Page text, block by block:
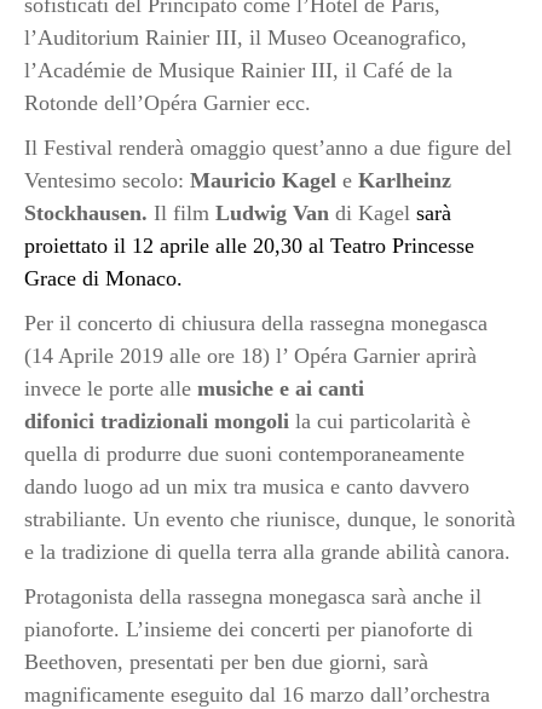
sofisticati del Principato come l’Hôtel de Paris,
l’Auditorium Rainier III, il Museo Oceanografico,
l’Académie de Musique Rainier III, il Café de la
Rotonde dell’Opéra Garnier ecc.
Il Festival renderà omaggio quest’anno a due figure del
Ventesimo secolo: Mauricio Kagel e Karlheinz
Stockhausen. Il film Ludwig Van di Kagel sarà
proiettato il 12 aprile alle 20,30 al Teatro Princesse
Grace di Monaco.
Per il concerto di chiusura della rassegna monegasca
(14 Aprile 2019 alle ore 18) l’ Opéra Garnier aprirà
invece le porte alle musiche e ai canti
difonici tradizionali mongoli la cui particolarità è
quella di produrre due suoni contemporaneamente
dando luogo ad un mix tra musica e canto davvero
strabiliante. Un evento che riunisce, dunque, le sonorità
e la tradizione di quella terra alla grande abilità canora.
Protagonista della rassegna monegasca sarà anche il
pianoforte. L’insieme dei concerti per pianoforte di
Beethoven, presentati per ben due giorni, sarà
magnificamente eseguito dal 16 marzo dall’orchestra